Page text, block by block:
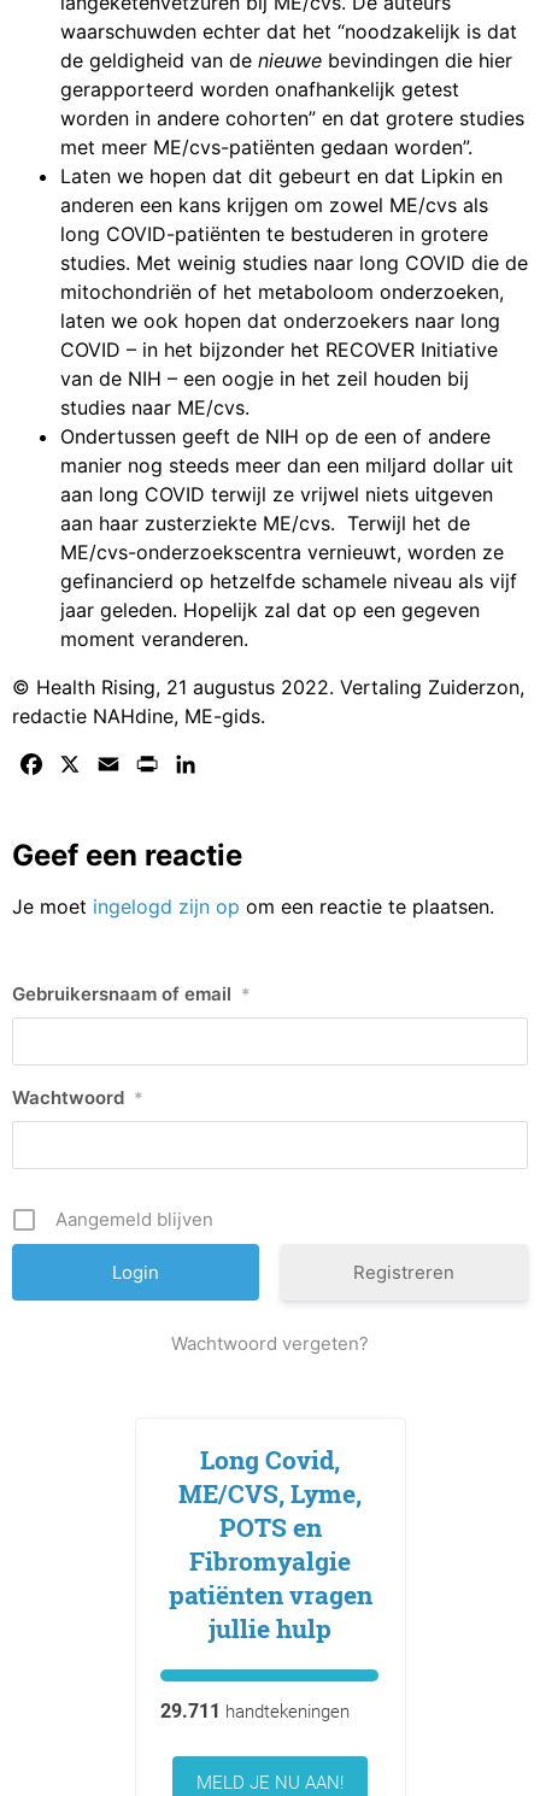
waarschuwden echter dat het “noodzakelijk is dat
de geldigheid van de nieuwe bevindingen die hier
gerapporteerd worden onafhankelijk getest
worden in andere cohorten” en dat grotere studies
met meer ME/cvs-patiënten gedaan worden”.
Laten we hopen dat dit gebeurt en dat Lipkin en
anderen een kans krijgen om zowel ME/cvs als
long COVID-patiënten te bestuderen in grotere
studies. Met weinig studies naar long COVID die de
mitochondriën of het metaboloom onderzoeken,
laten we ook hopen dat onderzoekers naar long
COVID – in het bijzonder het RECOVER Initiative
van de NIH – een oogje in het zeil houden bij
studies naar ME/cvs.
Ondertussen geeft de NIH op de een of andere
manier nog steeds meer dan een miljard dollar uit
aan long COVID terwijl ze vrijwel niets uitgeven
aan haar zusterziekte ME/cvs. Terwijl het de
ME/cvs-onderzoekscentra vernieuwt, worden ze
gefinancierd op hetzelfde schamele niveau als vijf
jaar geleden. Hopelijk zal dat op een gegeven
moment veranderen.
© Health Rising, 21 augustus 2022. Vertaling Zuiderzon,
redactie NAHdine, ME-gids.
Facebook Email Print
Geef een reactie
Je moet ingelogd zijn op om een reactie te plaatsen.
Gebruikersnaam of email *
Wachtwoord *
Aangemeld blijven
Registreren
Wachtwoord vergeten?
Long Covid,
ME/CVS, Lyme,
POTS en
Fibromyalgie
patiënten vragen
jullie hulp
29.711 handtekeningen
MELD JE NU AAN!